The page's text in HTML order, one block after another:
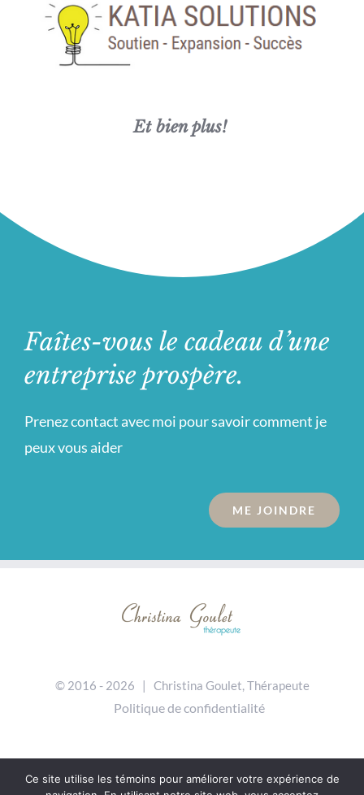
Et bien plus!
Faîtes-vous le cadeau d’une
entreprise prospère.
Prenez contact avec moi pour savoir comment je
peux vous aider
ME JOINDRE
© 2016 - 2026 | Christina Goulet, Thérapeute
Politique de confidentialité
Ce site utilise les témoins pour améliorer votre expérience de